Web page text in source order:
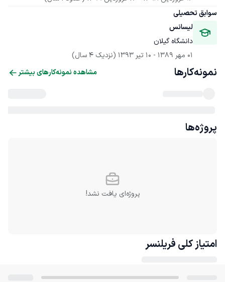
سوابق تحصیلی
لیسانس
دانشگاه گیلان
01 مهر 1389
- 10 تیر 1393 (نزدیک 4 سال)
نمونه‌کارها مشاهده نمونه‌کارهای بیشتر
پروژه‌ها
پروژه‌ای یافت نشد!
امتیاز کلی فریلنسر